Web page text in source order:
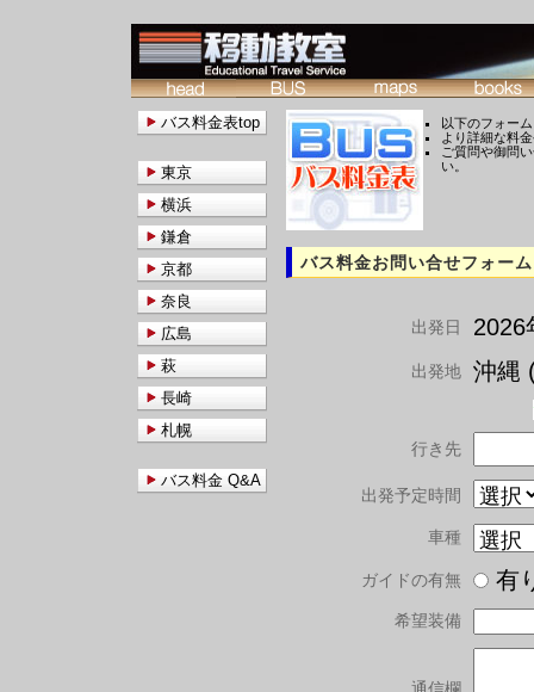
以下のフォー
より詳細な料
ご質問や御問
い。
バス料金お問い合せフォーム
出発日 2026
出発地 沖縄
行き先
出発予定時間
車種
ガイドの有無
希望装備
バス料金表top
東京
横浜
鎌倉
京都
奈良
広島
萩
長崎
札幌
バス料金 Q&A